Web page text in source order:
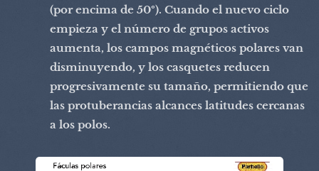
(por encima de 50º). Cuando el nuevo ciclo
empieza y el número de grupos activos
aumenta, los campos magnéticos polares van
disminuyendo, y los casquetes reducen
progresivamente su tamaño, permitiendo que
las protuberancias alcances latitudes cercanas
a los polos.